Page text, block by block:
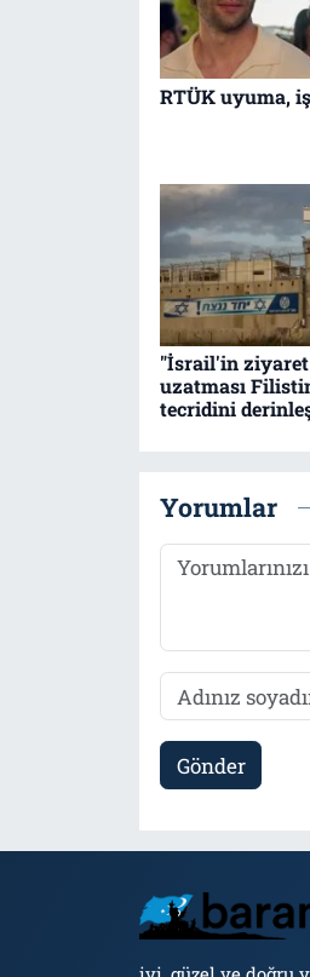
RTÜK uyuma,
"İsrail'in ziyaret
uzatması
tecridini
Yorumlar
Gönder